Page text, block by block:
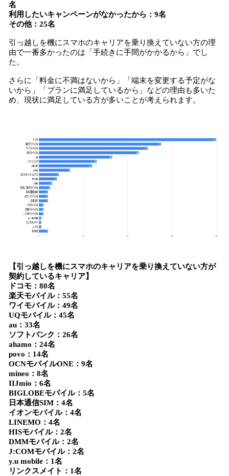
名
利用したいキャンペーンがなかったから：9名
その他：25名
引っ越しを機にスマホのキャリアを乗り換えていない方の理
由で一番多かったのは「手続きに手間がかかるから」でし
た。
さらに「料金に不満はないから」「端末を変更する予定がな
いから」「プランに満足しているから」などの理由も多いた
め、現状に満足している方が多いことが考えられます。
【引っ越しを機にスマホのキャリアを乗り換えていない方が
契約しているキャリア】
ドコモ：80名
楽天モバイル：55名
ワイモバイル：49名
UQモバイル：45名
au：33名
ソフトバンク：26名
ahamo：24名
povo：14名
OCNモバイルONE：9名
mineo：8名
IIJmio：6名
BIGLOBEモバイル：5名
日本通信SIM：4名
イオンモバイル：4名
LINEMO：4名
HISモバイル：2名
DMMモバイル：2名
J:COMモバイル：2名
y.u mobile：1名
リンクスメイト：1名